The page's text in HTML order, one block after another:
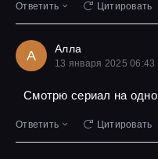
Ответить Цитировать
А Алла
13 января 2025 06:43
Смотрю сериал на
Ответить Цитировать